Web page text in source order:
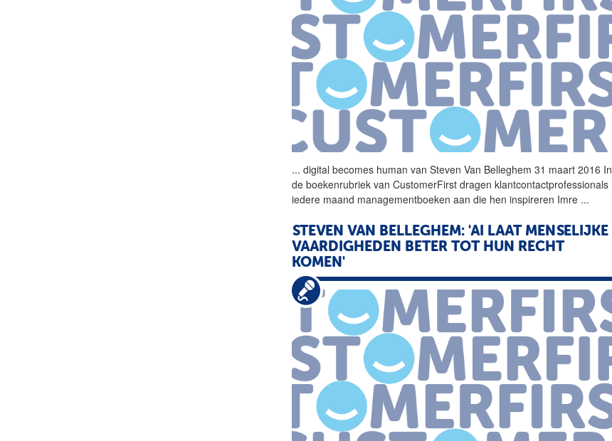
... digital becomes humanvan Steven Van Belleghem 31 maart 2016 In
de boekenrubriekvan CustomerFirst dragen klantcontactprofessionals
iedere maand managementboeken aan die hen inspireren Imre ...
STEVEN VAN BELLEGHEM: 'AI LAAT MENSELIJKE
VAARDIGHEDEN BETER TOT HUN RECHT
KOMEN'